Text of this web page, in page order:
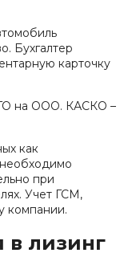
Бухгалтер
карточку
на ООО. КАСКО –
как
при
Учет ГСМ,
компании.
в лизинг